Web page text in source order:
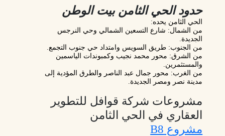
حدود الحي الثامن بيت الوطن
الحي الثامن يحده:
من الشمال: شارع التسعين الشمالي وحي النرجس
الجديدة.
من الجنوب: طريق السويس وامتداد حي جنوب التجمع.
من الشرق: محور محمد نجيب وكمبوندات الياسمين
والمستثمرين.
من الغرب: محور جمال عبد الناصر والطرق المؤدية إلى
مدينة نصر ومصر الجديدة.
مشروعات شركة قوافل للتطوير
العقاري في الحي الثامن
مشروع B8